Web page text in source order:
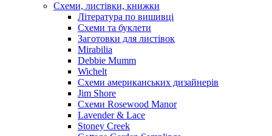
Схеми, листівки, книжки
Література по вишивці
Схеми та буклети
Заготовки для листівок
Mirabilia
Debbie Mumm
Wichelt
Схеми американських дизайнерів
Jim Shore
Cхеми Rosewood Manor
Lavender & Lace
Stoney Creek